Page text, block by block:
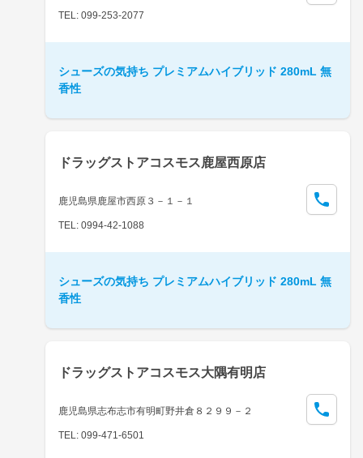
TEL: 099-253-2077
シューズの気持ち プレミアムハイブリッド 280mL 無
香性
ドラッグストアコスモス鹿屋西原店
鹿児島県鹿屋市西原３－１－１
TEL: 0994-42-1088
シューズの気持ち プレミアムハイブリッド 280mL 無
香性
ドラッグストアコスモス大隅有明店
鹿児島県志布志市有明町野井倉８２９９－２
TEL: 099-471-6501